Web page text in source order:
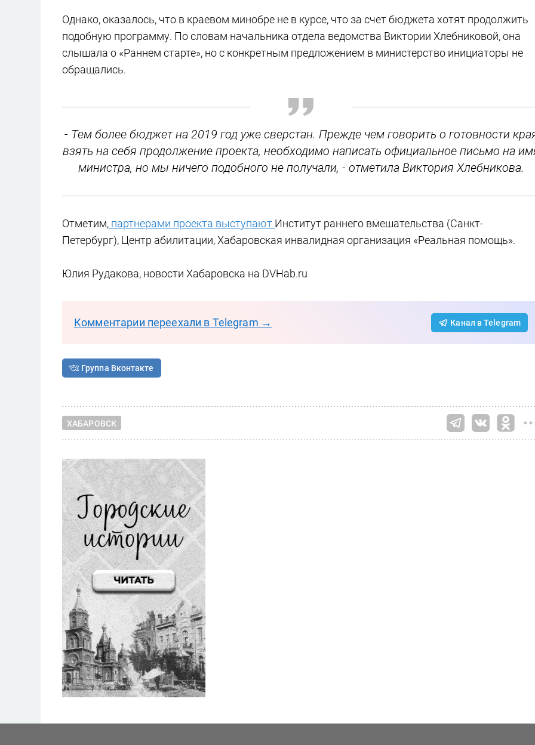
Однако, оказалось, что в краевом минобре не в курсе, что за счет бюджета хотят продолжить
подобную программу. По словам начальника отдела ведомства Виктории Хлебниковой, она
слышала о «Раннем старте», но с конкретным предложением в министерство инициаторы не
обращались.
- Тем более бюджет на 2019 год уже сверстан. Прежде чем говорить о готовности
взять на себя продолжение проекта, необходимо написать официальное письмо на
министра, но мы ничего подобного не получали, - отметила Виктория Хлебникова.
Отметим, партнерами проекта выступают Институт раннего вмешательства (Санкт-
Петербург), Центр абилитации, Хабаровская инвалидная организация «Реальная помощь».
Юлия Рудакова, новости Хабаровска на DVHab.ru
Комментарии переехали в Telegram → Канал в Telegram
Группа Вконтакте
ХАБАРОВСК